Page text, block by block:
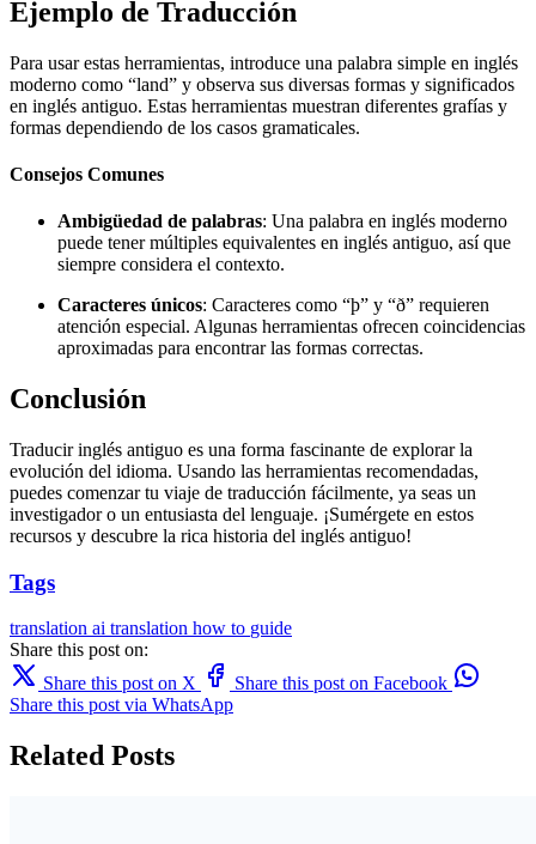
Ejemplo de Traducción
Para usar estas herramientas, introduce una palabra simple en inglés
moderno como “land” y observa sus diversas formas y significados
en inglés antiguo. Estas herramientas muestran diferentes grafías y
formas dependiendo de los casos gramaticales.
Consejos Comunes
Ambigüedad de palabras: Una palabra en inglés moderno
puede tener múltiples equivalentes en inglés antiguo, así que
siempre considera el contexto.
Caracteres únicos: Caracteres como “þ” y “ð” requieren
atención especial. Algunas herramientas ofrecen coincidencias
aproximadas para encontrar las formas correctas.
Conclusión
Traducir inglés antiguo es una forma fascinante de explorar la
evolución del idioma. Usando las herramientas recomendadas,
puedes comenzar tu viaje de traducción fácilmente, ya seas un
investigador o un entusiasta del lenguaje. ¡Sumérgete en estos
recursos y descubre la rica historia del inglés antiguo!
Tags
translation ai translation how to guide
Share this post on:
Share this post on X
Share this post on Facebook
Share this post via WhatsApp
Related Posts